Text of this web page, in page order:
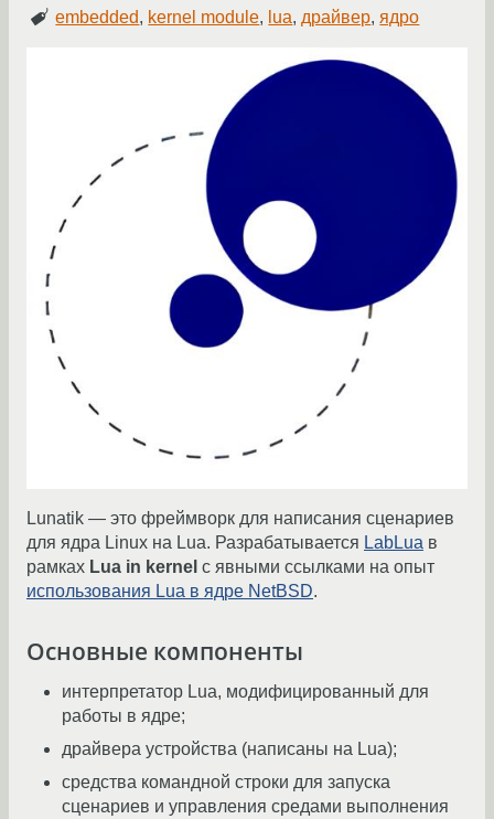
embedded, kernel module, lua, драйвер, ядро
Lunatik — это фреймворк для написания сценариев
для ядра Linux на Lua. Разрабатывается LabLua в
рамках Lua in kernel с явными ссылками на опыт
использования Lua в ядре NetBSD.
Основные компоненты
интерпретатор Lua, модифицированный для
работы в ядре;
драйвера устройства (написаны на Lua);
средства командной строки для запуска
сценариев и управления средами выполнения